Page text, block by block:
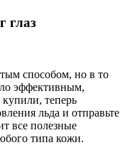
глаз
способом, но в то
эффективным,
теперь
льда и отправьте
все полезные
типа кожи.